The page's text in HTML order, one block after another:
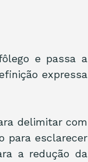
e passa a
expressa
delimitar com
para esclarecer
a redução da